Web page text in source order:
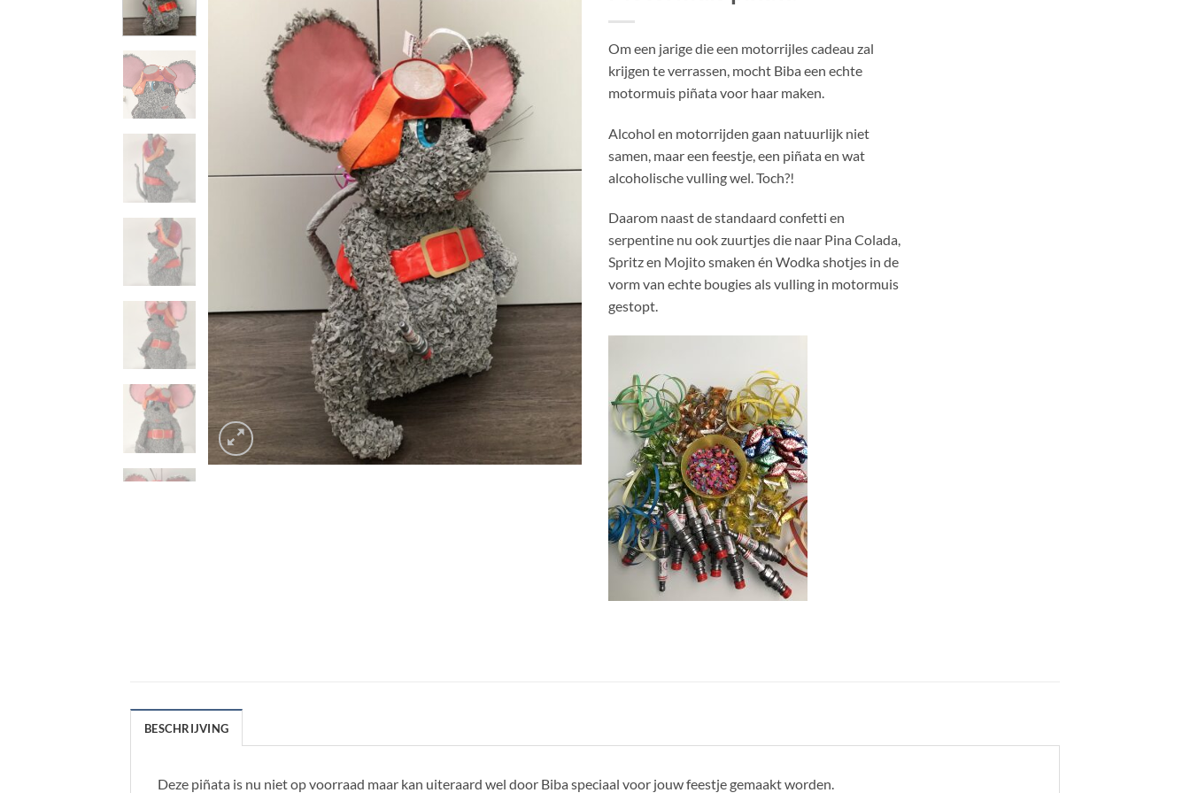
Om een jarige die een motorrijles cadeau zal
krijgen te verrassen, mocht Biba een echte
motormuis piñata voor haar maken.
Alcohol en motorrijden gaan natuurlijk niet
samen, maar een feestje, een piñata en wat
alcoholische vulling wel. Toch?!
Daarom naast de standaard confetti en
serpentine nu ook zuurtjes die naar Pina Colada,
Spritz en Mojito smaken én Wodka shotjes in de
vorm van echte bougies als vulling in motormuis
gestopt.
BESCHRIJVING
Deze piñata is nu niet op voorraad maar kan uiteraard wel door Biba speciaal voor jouw feestje gemaakt worden.